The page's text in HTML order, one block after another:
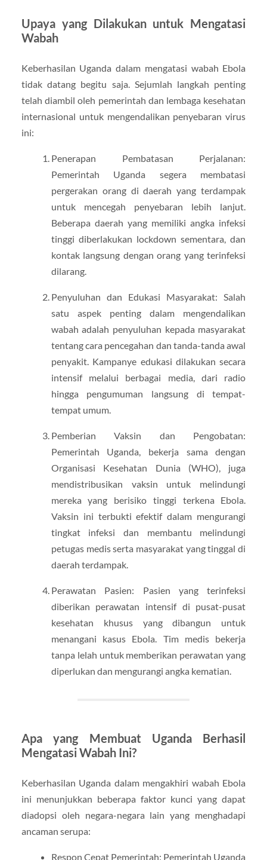
Upaya yang Dilakukan untuk Mengatasi
Wabah
Keberhasilan Uganda dalam mengatasi wabah Ebola
tidak datang begitu saja. Sejumlah langkah penting
telah diambil oleh pemerintah dan lembaga kesehatan
internasional untuk mengendalikan penyebaran virus
ini:
Penerapan Pembatasan Perjalanan:
Pemerintah Uganda segera membatasi
pergerakan orang di daerah yang terdampak
untuk mencegah penyebaran lebih lanjut.
Beberapa daerah yang memiliki angka infeksi
tinggi diberlakukan lockdown sementara, dan
kontak langsung dengan orang yang terinfeksi
dilarang.
Penyuluhan dan Edukasi Masyarakat: Salah
satu aspek penting dalam mengendalikan
wabah adalah penyuluhan kepada masyarakat
tentang cara pencegahan dan tanda-tanda awal
penyakit. Kampanye edukasi dilakukan secara
intensif melalui berbagai media, dari radio
hingga pengumuman langsung di tempat-
tempat umum.
Pemberian Vaksin dan Pengobatan:
Pemerintah Uganda, bekerja sama dengan
Organisasi Kesehatan Dunia (WHO), juga
mendistribusikan vaksin untuk melindungi
mereka yang berisiko tinggi terkena Ebola.
Vaksin ini terbukti efektif dalam mengurangi
tingkat infeksi dan membantu melindungi
petugas medis serta masyarakat yang tinggal di
daerah terdampak.
Perawatan Pasien: Pasien yang terinfeksi
diberikan perawatan intensif di pusat-pusat
kesehatan khusus yang dibangun untuk
menangani kasus Ebola. Tim medis bekerja
tanpa lelah untuk memberikan perawatan yang
diperlukan dan mengurangi angka kematian.
Apa yang Membuat Uganda Berhasil
Mengatasi Wabah Ini?
Keberhasilan Uganda dalam mengakhiri wabah Ebola
ini menunjukkan beberapa faktor kunci yang dapat
diadopsi oleh negara-negara lain yang menghadapi
ancaman serupa:
Respon Cepat Pemerintah: Pemerintah Uganda